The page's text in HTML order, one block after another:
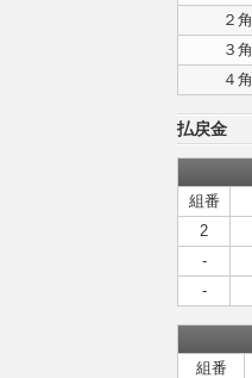
２角
３角
４角
払戻金
組番
2
-
-
組番